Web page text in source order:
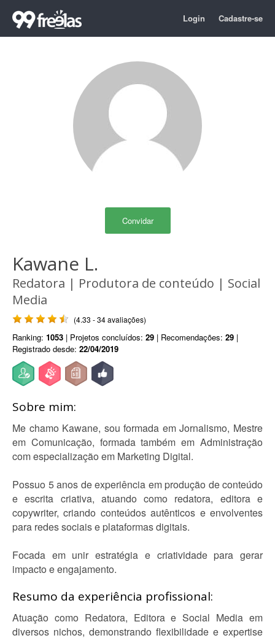
Login Cadastre-se
Convidar
Kawane L.
Redatora | Produtora de conteúdo | Social
Media
(4.33 - 34 avaliações)
Ranking: 1053 | Projetos concluídos: 29 | Recomendações: 29 |
Registrado desde: 22/04/2019
Sobre mim:
Me chamo Kawane, sou formada em Jornalismo, Mestre
em Comunicação, formada também em Administração
com especialização em Marketing Digital.
Possuo 5 anos de experiência em produção de conteúdo
e escrita criativa, atuando como redatora, editora e
copywriter, criando conteúdos autênticos e envolventes
para redes sociais e plataformas digitais.
Focada em unir estratégia e criatividade para gerar
impacto e engajamento.
Resumo da experiência profissional:
Atuação como Redatora, Editora e Social Media em
diversos nichos, demonstrando flexibilidade e expertise